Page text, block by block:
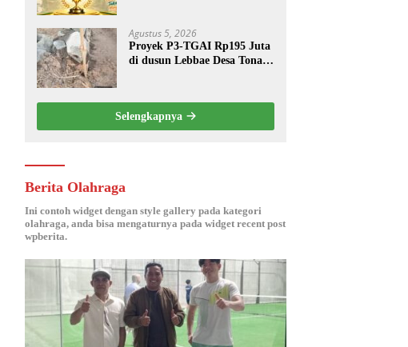
Agustus 5, 2026
Proyek P3-TGAI Rp195 Juta
di dusun Lebbae Desa Tonasa
Selengkapnya
Berita Olahraga
Ini contoh widget dengan style gallery pada kategori
olahraga, anda bisa mengaturnya pada widget recent post
wpberita.